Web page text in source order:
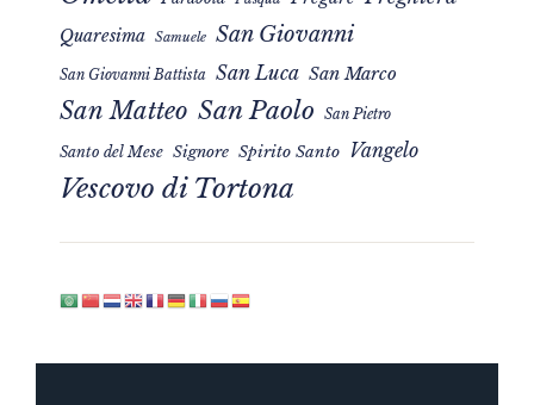
Quaresima Samuele San Giovanni
San Giovanni Battista San Luca San Marco
San Matteo San Paolo San Pietro
Santo del Mese Signore Spirito Santo Vangelo
Vescovo di Tortona